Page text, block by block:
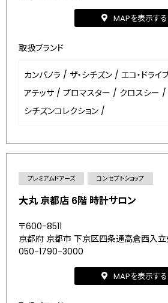
MAPを表示する
取扱ブランド
カンパノラ / ザ・シチズン / エコ・ドライ
アテッサ / プロマスター / クロスシー /
シチズンコレクション /
プレミアムドアーズ コンセプトショップ
大丸 京都店 6階 時計サロン
〒600-8511
京都府 京都市 下京区四条通高倉西入
050-1790-3000
MAPを表示する